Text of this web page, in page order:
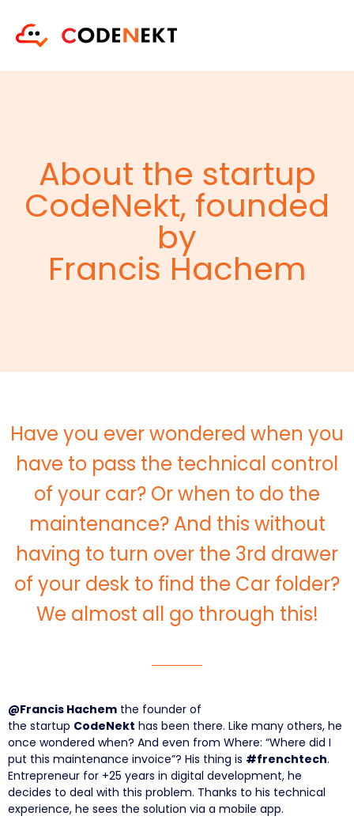
About the startup
CodeNekt, founded
by
Francis Hachem
Have you ever wondered when you
have to pass the technical control
of your car? Or when to do the
maintenance? And this without
having to turn over the 3rd drawer
of your desk to find the Car folder?
We almost all go through this!
@Francis Hachem the founder of
the startup CodeNekt has been there. Like many others, he
once wondered when? And even from Where: “Where did I
put this maintenance invoice”? His thing is #frenchtech.
Entrepreneur for +25 years in digital development, he
decides to deal with this problem. Thanks to his technical
experience, he sees the solution via a mobile app.